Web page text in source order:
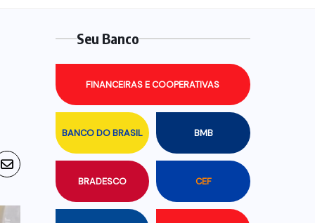
Seu Banco
BANCO DO BRASIL BMB
BRADESCO CEF
FINANCEIRAS E COOPERATIVAS